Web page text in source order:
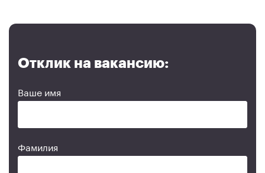
Отклик на вакансию:
Ваше имя
Фамилия